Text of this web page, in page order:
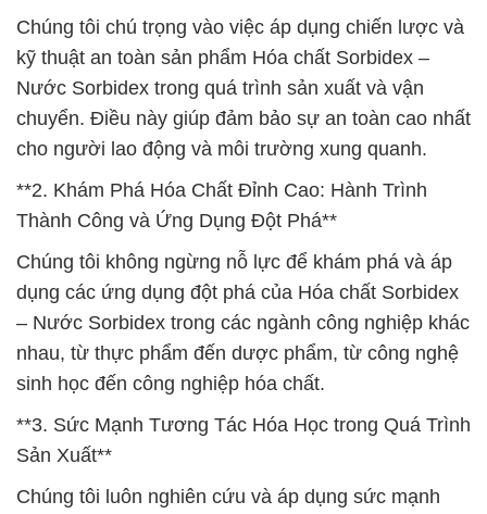
Chúng tôi chú trọng vào việc áp dụng chiến lược và
kỹ thuật an toàn sản phẩm Hóa chất Sorbidex –
Nước Sorbidex trong quá trình sản xuất và vận
chuyển. Điều này giúp đảm bảo sự an toàn cao nhất
cho người lao động và môi trường xung quanh.
**2. Khám Phá Hóa Chất Đỉnh Cao: Hành Trình
Thành Công và Ứng Dụng Đột Phá**
Chúng tôi không ngừng nỗ lực để khám phá và áp
dụng các ứng dụng đột phá của Hóa chất Sorbidex
– Nước Sorbidex trong các ngành công nghiệp khác
nhau, từ thực phẩm đến dược phẩm, từ công nghệ
sinh học đến công nghiệp hóa chất.
**3. Sức Mạnh Tương Tác Hóa Học trong Quá Trình
Sản Xuất**
Chúng tôi luôn nghiên cứu và áp dụng sức mạnh